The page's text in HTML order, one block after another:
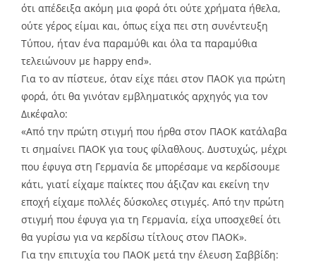
ότι απέδειξα ακόμη μια φορά ότι ούτε χρήματα ήθελα,
ούτε γέρος είμαι και, όπως είχα πει στη συνέντευξη
Τύπου, ήταν ένα παραμύθι και όλα τα παραμύθια
τελειώνουν με happy end».
Για το αν πίστευε, όταν είχε πάει στον ΠΑΟΚ για πρώτη
φορά, ότι θα γινόταν εμβληματικός αρχηγός για τον
Δικέφαλο:
«Από την πρώτη στιγμή που ήρθα στον ΠΑΟΚ κατάλαβα
τι σημαίνει ΠΑΟΚ για τους φίλαθλους. Δυστυχώς, μέχρι
που έφυγα στη Γερμανία δε μπορέσαμε να κερδίσουμε
κάτι, γιατί είχαμε παίκτες που άξιζαν και εκείνη την
εποχή είχαμε πολλές δύσκολες στιγμές. Από την πρώτη
στιγμή που έφυγα για τη Γερμανία, είχα υποσχεθεί ότι
θα γυρίσω για να κερδίσω τίτλους στον ΠΑΟΚ».
Για την επιτυχία του ΠΑΟΚ μετά την έλευση Σαββίδη: